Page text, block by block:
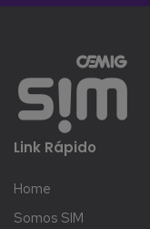
Link Rápido
Home
Somos SIM